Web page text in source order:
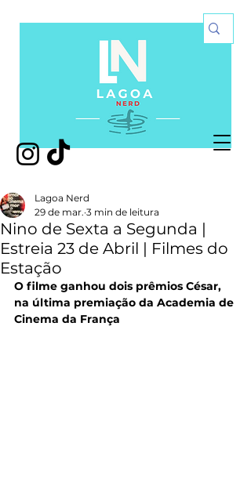
Nino de Sexta a Segunda |
Estreia 23 de Abril | Filmes do
Estação
Lagoa Nerd
29 de mar. 3 min de leitura
O filme ganhou dois prêmios César,
na última premiação da Academia de
Cinema da França